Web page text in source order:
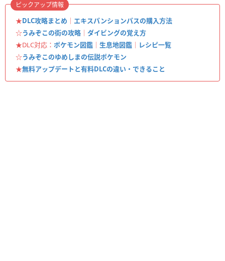
★DLC攻略まとめ ｜ エキスパンションパスの購入方法
☆うみぞこの街の攻略 ｜ ダイビングの覚え方
★DLC対応： ポケモン図鑑 ｜ 生息地図鑑 ｜ レシピ一覧
☆うみぞこのゆめしまの伝説ポケモン
★無料アップデートと有料DLCの違い・できること
ピックアップ情報